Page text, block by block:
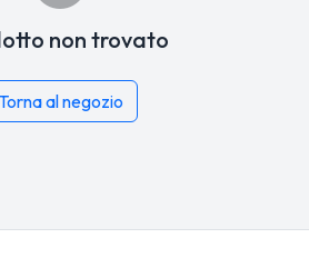
non trovato
Torna al negozio